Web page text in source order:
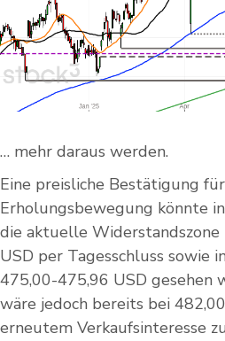
… mehr daraus werden.
Eine preisliche Bestätigung
Erholungsbewegung könnte
die aktuelle
USD per Tagesschluss sowie
475,00-475,96 USD gesehen
wäre jedoch bereits bei
erneutem Verkaufsinteresse